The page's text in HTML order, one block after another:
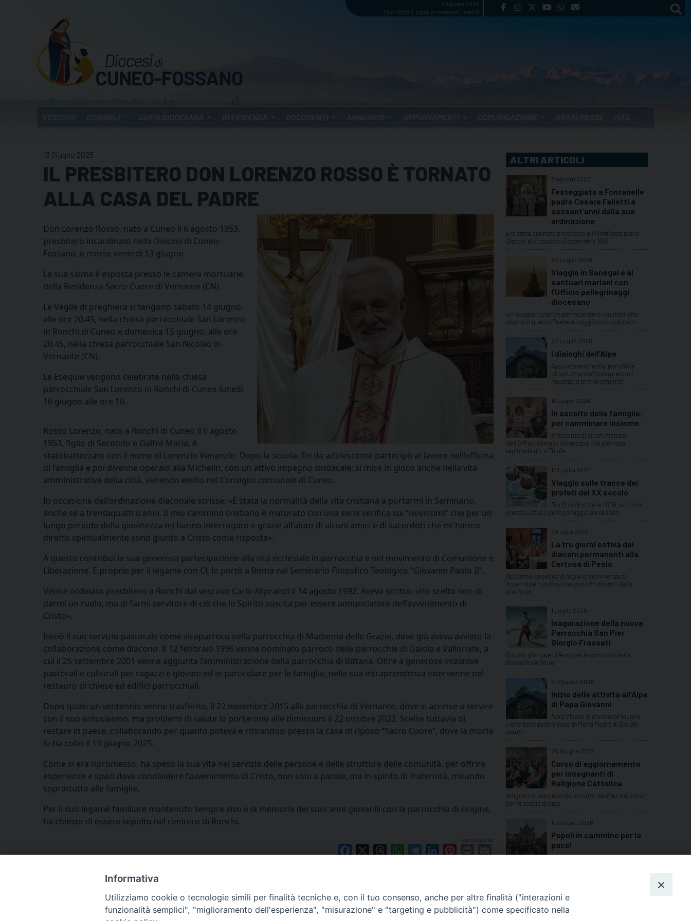
7 Agosto 2026
Santi Sisto II, papa, e compagni, martiri
13 Giugno 2025
IL PRESBITERO DON LORENZO ROSSO È TORNATO
ALLA CASA DEL PADRE
Don Lorenzo Rosso, nato a Cuneo il 6 agosto 1953,
presbitero incardinato nella Diocesi di Cuneo-
Fossano, è morto venerdì 13 giugno.
La sua salma è esposta presso le camere mortuarie
della Residenza Sacro Cuore di Vernante (CN).
Le Veglie di preghiera si tengono sabato 14 giugno,
alle ore 20.45, nella chiesa parrocchiale San Lorenzo
in Ronchi di Cuneo e domenica 15 giugno, alle ore
20.45, nella chiesa parrocchiale San Nicolao in
Vernante (CN).
Le Esequie vengono celebrate nella chiesa
parrocchiale San Lorenzo in Ronchi di Cuneo lunedì
16 giugno alle ore 10.
Rosso Lorenzo, nato a Ronchi di Cuneo il 6 agosto
1953, figlio di Secondo e Galfré Maria, è
statobattezzato con il nome di Lorenzio Venanzio. Dopo la scuola, fin da adolescente partecipò al lavoro nell’officina
di famiglia e poi divenne operaio alla Michelin, con un attivo impegno sindacale; si mise in gioco anche nella vita
amministrativa della città, venendo eletto nel Consiglio comunale di Cuneo.
In occasione dell’ordinazione diaconale scrisse: «É stata la normalità della vita cristiana a portarmi in Seminario,
anche se a trentaquattro anni. Il mio cammino cristiano è maturato con una seria verifica sui “novissimi” che per un
lungo periodo della giovinezza mi hanno interrogato e grazie all’aiuto di alcuni amici e di sacerdoti che mi hanno
diretto spiritualmente sono giunto a Cristo come risposta».
A questo contribuì la sua generosa partecipazione alla vita ecclesiale in parrocchia e nel movimento di Comunione e
Liberazione. E proprio per il legame con CL lo portò a Roma nel Seminario Filosofico Teologico “Giovanni Paolo II”.
Venne ordinato presbitero a Ronchi dal vescovo Carlo Aliprandi il 14 agosto 1992. Aveva scritto: «Ho scelto non di
darmi un ruolo, ma di farmi servitore di ciò che lo Spirito suscita per essere annunciatore dell’avvenimento di
Cristo».
Iniziò il suo servizio pastorale come viceparroco nella parrocchia di Madonna delle Grazie, dove già aveva avviato la
collaborazione come diacono. Il 12 febbraio 1996 venne nominato parroco delle parrocchie di Gaiola e Valloriate, a
cui il 25 settembre 2001 venne aggiunta l’amministrazione della parrocchia di Rittana. Oltre a generose iniziative
pastorali e culturali per ragazzi e giovani ed in particolare per le famiglie, nella sua intraprendenza intervenne nel
restauro di chiese ed edifici parrocchiali.
Dopo quasi un ventennio venne trasferito, il 22 novembre 2015 alla parrocchia di Vernante, dove si accinse a servire
con il suo entusiasmo, ma problemi di salute lo portarono alle dimissioni il 22 ottobre 2022. Scelse tuttavia di
restare in paese, collaborando per quanto poteva e ritirandosi presso la casa di riposo “Sacro Cuore”, dove la morte
lo ha colto il 13 giugno 2025.
Come si era ripromesso, ha speso la sua vita nel servizio delle persone e delle strutture delle comunità, per offrire
esperienze e spazi dove condividere l’avvenimento di Cristo, non solo a parole, ma in spirito di fraternità, mirando
soprattutto alle famiglie.
Per il suo legame familiare mantenuto sempre vivo e la memoria dei suoi anni giovanili con la parrocchia di origine,
ha chiesto di essere sepolto nel cimitero di Ronchi.
condividi su
Facebook ThreadsWhatsAppTelegramLinkedIn
ALTRI ARTICOLI
7 Agosto 2026
Festeggiato a Fontanelle
padre Cesare Falletti a
sessant’anni dalla sua
ordinazione
Era stato ordinato presbitero a Villafalletto per la
Diocesi di Fossano il 3 settembre 1966
22 Luglio 2026
Viaggio in Senegal e ai
santuari mariani con
l’Ufficio pellegrinaggi
diocesano
Un viaggio culturale per incontrare i cristiani che
vivono in questo Paese a maggioranza islamica
22 Luglio 2026
I dialoghi dell’Alpe
Appuntamenti estivi per offrire
alcuni strumenti interpretativi
riguardo a temi di attualità
13 Luglio 2026
In ascolto delle famiglie,
per camminare insieme
Il racconto di alcuni membri
dell'Ufficio famiglia diocesano alla giornata
regionale di La Thuile
10 Luglio 2026
Viaggio sulle tracce dei
profeti del XX secolo
Dal 12 al 15 ottobre 2026. Iscrizioni
presso l'Ufficio pellegrinaggio diocesano.
6 Luglio 2026
La tre giorni estiva dei
diaconi permanenti alla
Certosa di Pesio
Nel primo weekend di luglio la convivenza di
fraternità e condivisione con altri diaconi della
provincia
1 Luglio 2026
Inagurazione della nuova
Parrocchia San Pier
Giorgio Frassati
Quattro giornate di festa per le comunità della
Bassa Valle Stura
30 Giugno 2026
Inizio delle attività all’Alpe
di Papa Giovanni
Nella Messa di domenica 5 luglio
viene benedetta l’icona di Maria Madre di Dio del
creato
25 Giugno 2026
Corso di aggiornamento
per insegnanti di
Religione Cattolica
Artigiani di una pace disarmante: sentieri educativi
per la scuola di oggi
19 Giugno 2026
Popoli in cammino per la
pace!
Domenica 14 giugno a Valdocco in
TUTTI GLI ARTICOLI
Informativa
Utilizziamo cookie o tecnologie simili per finalità tecniche e, con il tuo consenso, anche per altre finalità ("interazioni e
funzionalità semplici", "miglioramento dell'esperienza", "misurazione" e "targeting e pubblicità") come specificato nella